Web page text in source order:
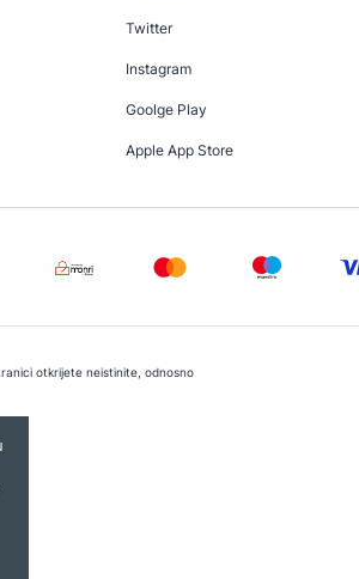
Twitter
Instagram
Goolge Play
Apple App Store
otkrijete neistinite, odnosno